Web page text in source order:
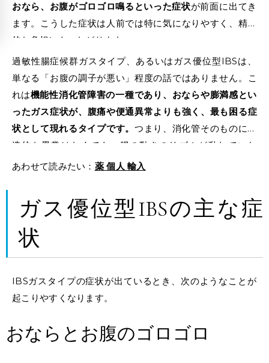
おなら、お腹がゴロゴロ鳴るといった症状が前面に出てき
ます。こうした症状は人前では特に気になりやすく、精神
的な負担にもつながります。
過敏性腸症候群ガスタイプ、あるいはガス優位型IBSは、
単なる「お腹の調子が悪い」程度の話ではありません。こ
れは機能性消化管障害の一種であり、おならや膨満感とい
ったガス症状が、腹痛や便通異常よりも強く、最も困る症
状として現れるタイプです。 つまり、消化管そのものに構
造的な異常はなくても、腸の動きのリズムが乱れていた
り、腸内細菌のバランスが崩れていたり、脳と腸の神経の
あわせて読みたい： 薬 個人 輸入
ガス優位型IBSの主な症
状
IBSガスタイプの症状が出ているとき、次のようなことが
起こりやすくなります。
おならとお腹のゴロゴロ